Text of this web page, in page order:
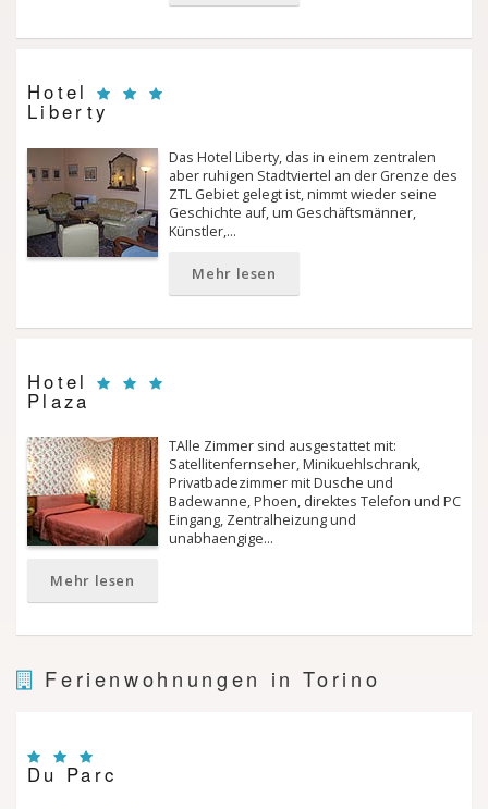
Hotel
Liberty
Das Hotel Liberty, das in einem zentralen
aber ruhigen Stadtviertel an der Grenze des
ZTL Gebiet gelegt ist, nimmt wieder seine
Geschichte auf, um Geschäftsmänner,
Künstler,…
Mehr lesen
Hotel
Plaza
TAlle Zimmer sind ausgestattet mit:
Satellitenfernseher, Minikuehlschrank,
Privatbadezimmer mit Dusche und
Badewanne, Phoen, direktes Telefon und PC
Eingang, Zentralheizung und
unabhaengige…
Mehr lesen
Ferienwohnungen in Torino
Du Parc